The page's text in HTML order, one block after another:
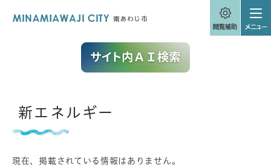
文新エネルギー
現在、掲載されている情報はありません。